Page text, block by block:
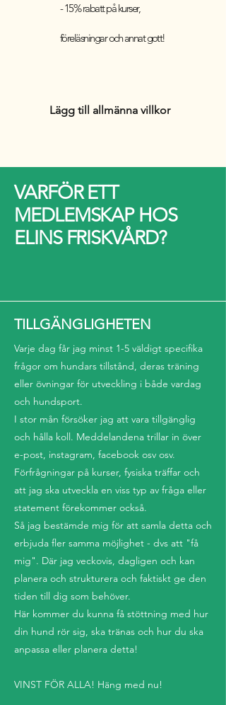
Lägg till allmänna villkor
- 15% rabatt på kurser,
föreläsningar och annat gott!
VARFÖR ETT
MEDLEMSKAP HOS
ELINS FRISKVÅRD?
TILLGÄNGLIGHETEN
Varje dag får jag minst 1-5 väldigt specifika
frågor om hundars tillstånd, deras träning
eller övningar för utveckling i både vardag
och hundsport.
I stor mån försöker jag att vara tillgänglig
och hålla koll. Meddelandena trillar in över
e-post, instagram, facebook osv osv.
Förfrågningar på kurser, fysiska träffar och
att jag ska utveckla en viss typ av fråga eller
statement förekommer också.
Så jag bestämde mig för att samla detta och
erbjuda fler samma möjlighet - dvs att "få
mig". Där jag veckovis, dagligen och kan
planera och strukturera och faktiskt ge den
tiden till dig som behöver.
Här kommer du kunna få stöttning med hur
din hund rör sig, ska tränas och hur du ska
anpassa eller planera detta!
VINST FÖR ALLA! Häng med nu!